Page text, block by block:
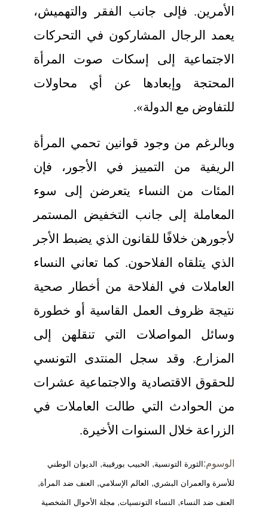
الأمرين. فإلى جانب الفقر والتهميش،
يعمد الرجال المشاركون في التحركات
الاجتماعية إلى إسكات صوت المرأة
المحتجة وإبعادها عن أي محاولات
للتفاوض مع الدولة».
وبالرغم من وجود قوانين تحمي المرأة
الريفية من التمييز في الأجور، فإن
المئات من النساء يتعرضن إلى سوء
المعاملة إلى جانب التخفيض المستمر
لأجورهن خلافًا للقانون الذي يضبط الأجر
الذي يتلقاه الفلاحون. كما تعاني النساء
العاملات في الفلاحة من أخطار صحية
نتيجة ظروف العمل القاسية أو خطورة
وسائل المواصلات التي تنقلهن إلى
المزارع. وقد سجل المنتدى التونسي
للحقوق الاقتصادية والاجتماعية عشرات
من الحوادث التي طالت العاملات في
الزراعة خلال السنوات الأخيرة.
الوسوم: الثورة التونسية, الحبيب بورقيبة, الديوان الوطني
للأسرة والعمران البشري, العالم الإسلامي, العنف ضد المرأة,
العنف ضد النساء, النساء التونسيات, مجلة الأحوال الشخصية